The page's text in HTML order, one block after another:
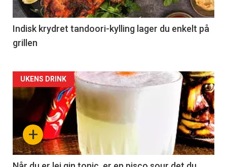
Indisk krydret tandoori-kylling lager du enkelt på
grillen
Forsiden
akkurat
nå
-
+
UKENS DRINK